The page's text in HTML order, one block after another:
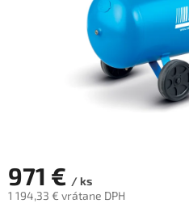
971 € / ks
1 194,33 € vrátane DPH